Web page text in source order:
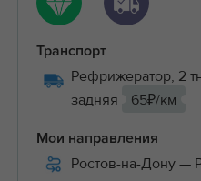
Транспорт
Рефрижератор, 2
задняя
65₽/км
Мои направления
Ростов-на-Дону —